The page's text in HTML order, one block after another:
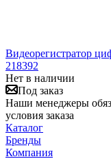
Видеорегистратор
218392
Нет в наличии
Под заказ
Наши менеджеры
условия заказа
Каталог
Бренды
Компания